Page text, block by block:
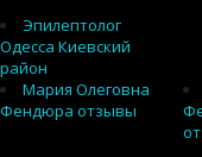
Эпилептолог
Одесса Киевский
район
Мария Олеговна
Фендюра отзывы